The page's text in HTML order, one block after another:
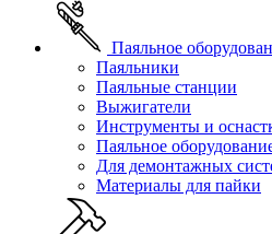
Паяльное
Паяльники
Паяльные станции
Выжигатели
Инструменты и
Паяльное
Для демонтажных
Материалы для пайки